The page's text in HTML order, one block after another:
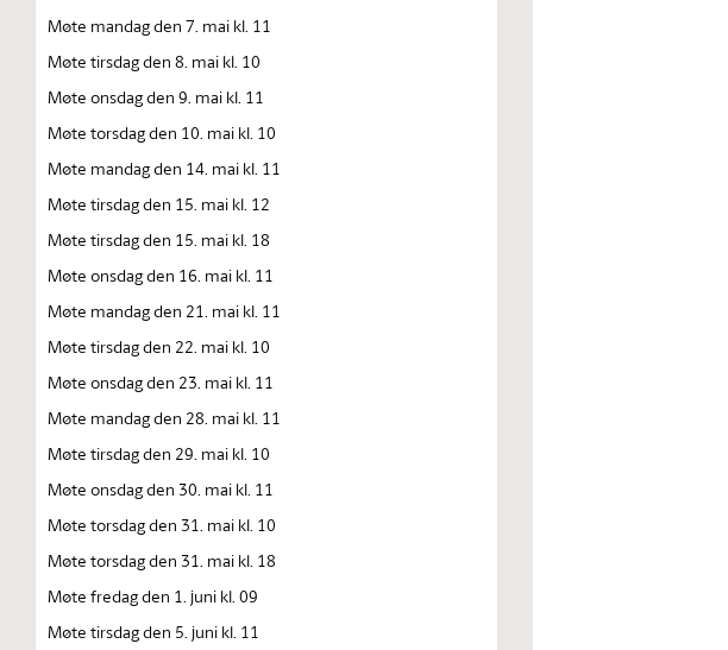
Møte mandag den 7. mai kl. 11
Møte tirsdag den 8. mai kl. 10
Møte onsdag den 9. mai kl. 11
Møte torsdag den 10. mai kl. 10
Møte mandag den 14. mai kl. 11
Møte tirsdag den 15. mai kl. 12
Møte tirsdag den 15. mai kl. 18
Møte onsdag den 16. mai kl. 11
Møte mandag den 21. mai kl. 11
Møte tirsdag den 22. mai kl. 10
Møte onsdag den 23. mai kl. 11
Møte mandag den 28. mai kl. 11
Møte tirsdag den 29. mai kl. 10
Møte onsdag den 30. mai kl. 11
Møte torsdag den 31. mai kl. 10
Møte torsdag den 31. mai kl. 18
Møte fredag den 1. juni kl. 09
Møte tirsdag den 5. juni kl. 11